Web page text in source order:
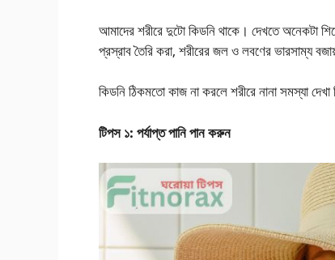
আমাদের শরীরে দুটো কিডনি থাকে। দেখতে অনেকটা
প্রস্রাব তৈরি করা, শরীরের জল ও লবণের ভারসাম্য
কিডনি ঠিকমতো কাজ না করলে শরীরে নানা সমস্যা
টিপস ১: পর্যাপ্ত পানি পান করুন